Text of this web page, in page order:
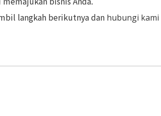
langkah berikutnya dan hubungi kami